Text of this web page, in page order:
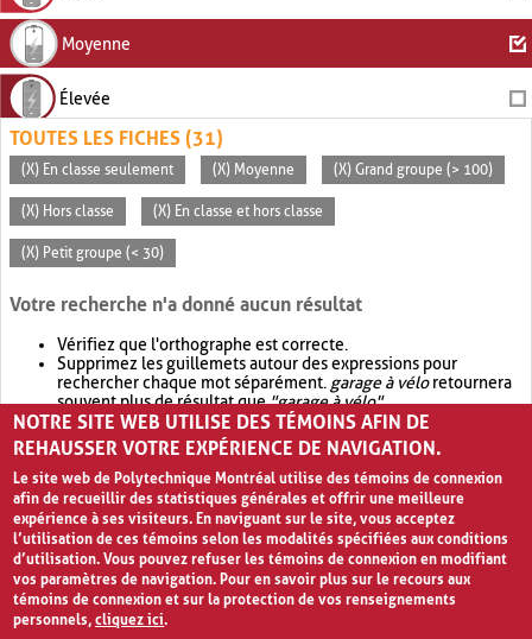
Moyenne
Élevée
TOUTES LES FICHES (31)
(X) En classe seulement (X) Moyenne (X) Grand groupe (> 100)
(X) Hors classe (X) En classe et hors classe
(X) Petit groupe (< 30)
Votre recherche n'a donné aucun résultat
Vérifiez que l'orthographe est correcte.
Supprimez les guillemets autour des expressions pour
rechercher chaque mot séparément. garage à véloretournera
souvent plus de résultat que"garage à vélo".
Envisagez d'élargir votre recherche avec OR.garage OR vélo
retournera souvent plus de résultat quegarage à vélo
NOTRE SITE WEB UTILISE DES TÉMOINS AFIN DE
REHAUSSER VOTRE EXPÉRIENCE DE NAVIGATION.
Le site web de Polytechnique Montréal utilise des témoins de connexion
afin de recueillir des statistiques générales et offrir une meilleure
expérience à ses visiteurs. En naviguant sur le site, vous acceptez
l’utilisation de ces témoins selon les modalités spécifiées aux conditions
d’utilisation. Vous pouvez refuser les témoins de connexion en modifiant
vos paramètres de navigation. Pour en savoir plus sur le recours aux
témoins de connexion et sur la protection de vos renseignements
personnels,cliquez ici.